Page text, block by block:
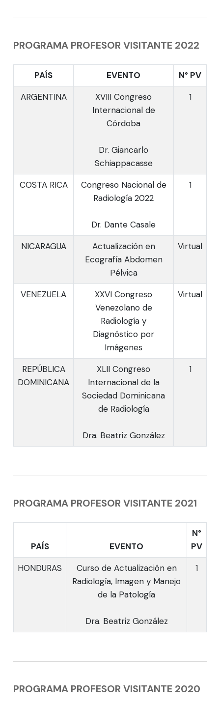
PROGRAMA PROFESOR VISITANTE 2022
PAÍS EVENTO
N° PV
ARGENTINA
XVIII Congreso
Internacional de
Córdoba
Dr. Giancarlo
Schiappacasse
1
COSTA RICA
Congreso Nacional de
Radiología 2022
Dr. Dante Casale
1
NICARAGUA
Actualización en
Ecografía Abdomen
Pélvica
Virtual
VENEZUELA
XXVI Congreso
Venezolano de
Radiología y
Diagnóstico por
Imágenes
Virtual
REPÚBLICA
DOMINICANA
XLII Congreso
Internacional de la
Sociedad Dominicana
de Radiología
Dra. Beatriz González
1
PROGRAMA PROFESOR VISITANTE 2021
PAÍS EVENTO
N°
PV
HONDURAS
Curso de Actualización en
Radiología, Imagen y Manejo
de la Patología
Dra. Beatriz González
1
PROGRAMA PROFESOR VISITANTE 2020